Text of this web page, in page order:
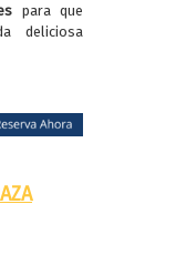
para que
deliciosa